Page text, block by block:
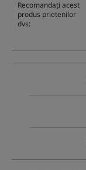
Recomandați acest
produs prietenilor
dvs: